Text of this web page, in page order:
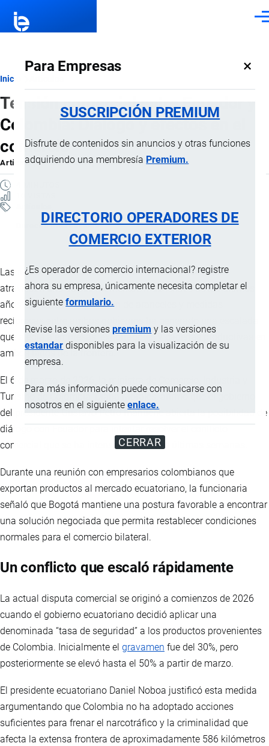
Para Empresas ×
SUSCRIPCIÓN PREMIUM
Disfrute de contenidos sin anuncios y otras funciones
adquiriendo una membresía Premium.
DIRECTORIO OPERADORES DE
COMERCIO EXTERIOR
¿Es operador de comercio internacional? registre
ahora su empresa, únicamente necesita completar el
siguienteformulario.
Revise las versionespremium y las versiones
estandar disponibles para la visualización de su
empresa.
Para más información puede comunicarse con
nosotros en el siguienteenlace.
CERRAR
Ruta
de
navegación
Inicio
Tensión comercial entre Ecuador y
Colombia: Diálogo y efectos en el
comercio
ArtículoporJaime Mise, 7 Marzo, 2026
Derecho Internacional
Las relaciones comerciales entre Ecuador y Colombia
atraviesan uno de sus momentos más tensos de los últimos
años. La reciente imposición de aranceles y medidas
recíprocas entre ambos gobiernos ha generado una escalada
que afecta a empresas, exportadores y cadenas productivas en
ambos lados de la frontera.
El 6 de marzo de 2026, la ministra de Comercio, Industria y
Turismo de Colombia, Diana Morales, afirmó que el gobierno
del presidente Gustavo Petro mantiene abierta la posibilidad de
diálogo con Ecuador para intentar resolver el conflicto
comercial que se ha intensificado en las últimas semanas.
Durante una reunión con empresarios colombianos que
exportan productos al mercado ecuatoriano, la funcionaria
señaló que Bogotá mantiene una postura favorable a encontrar
una solución negociada que permita restablecer condiciones
normales para el comercio bilateral.
Un conflicto que escaló rápidamente
La actual disputa comercial se originó a comienzos de 2026
cuando el gobierno ecuatoriano decidió aplicar una
denominada “tasa de seguridad” a los productos provenientes
de Colombia. Inicialmente el gravamen fue del 30%, pero
posteriormente se elevó hasta el 50% a partir de marzo.
El presidente ecuatoriano Daniel Noboa justificó esta medida
argumentando que Colombia no ha adoptado acciones
suficientes para frenar el narcotráfico y la criminalidad que
afecta la extensa frontera de aproximadamente 586 kilómetros